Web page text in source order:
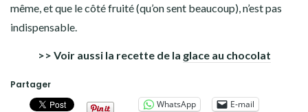
même, et que le côté fruité (qu’on sent beaucoup), n’est pas
indispensable.
>> Voir aussi la recette de la glace au chocolat
Partager
WhatsApp
E-mail